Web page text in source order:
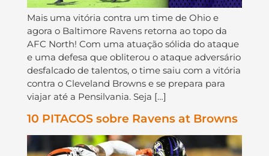
Mais uma vitória contra um time de Ohio e
agora o Baltimore Ravens retorna ao topo da
AFC North! Com uma atuação sólida do ataque
e uma defesa que obliterou o ataque adversário
desfalcado de talentos, o time saiu com a vitória
contra o Cleveland Browns e se prepara para
viajar até a Pensilvania. Seja […]
10 PITACOS sobre Ravens at Browns